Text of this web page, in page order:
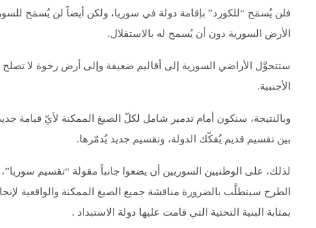
فلن يُسمَح “للكورد” بإقامة دولة في سوريا، ولكن أيضاً لن يُسمَح
الأرض السورية دون أن يُسمح له بالاستقلال.
ستتحوَّل الأراضي السورية إلى أقاليم ضعيفة وإلى أرض رخوة لا تصلح
الأجنبية.
وبالنتيجة، سنكون أمام تدمير شامل لكلّ الصيغ الممكنة لأيّ
بين تقسيم قديم يُفكّك الدولة، وتقسيم جديد يُدمّرها.
لذلك، على الوطنيين السوريين أن يضعوا جانباً مقولة “تقسيم
الطرح سيتطلَّب بالضرورة مناقشة جميع الصيغ الممكنة والواقعية
بمثابة البنية التحتية التي قامت عليها دولة الاستبداد .